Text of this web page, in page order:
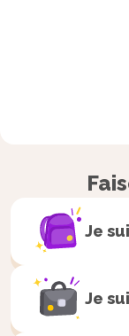
À
l’état
Je
Je